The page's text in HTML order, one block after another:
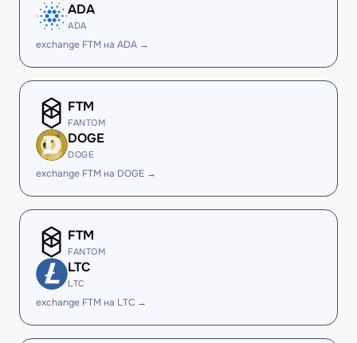
ADA
ADA
exchange FTM на ADA →
FTM
FANTOM
DOGE
DOGE
exchange FTM на DOGE →
FTM
FANTOM
LTC
LTC
exchange FTM на LTC →